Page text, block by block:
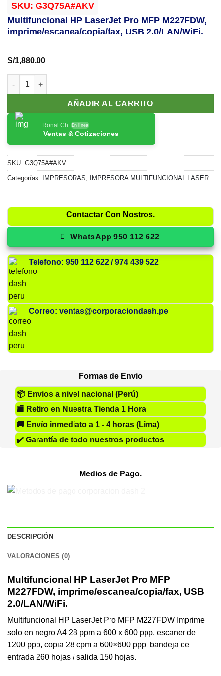
SKU: G3Q75A#AKV
Multifuncional HP LaserJet Pro MFP M227FDW,
imprime/escanea/copia/fax, USB 2.0/LAN/WiFi.
S/1,880.00
Multifuncional HP LaserJet Pro MFP M227FDW, imprime/
AÑADIR AL CARRITO
Ronal Ch. En línea
Ventas & Cotizaciones
SKU: G3Q75A#AKV
Categorías: IMPRESORAS, IMPRESORA MULTIFUNCIONAL LASER
Contactar Con Nostros.
WhatsApp 950 112 622
Telefono: 950 112 622 / 974 439 522
Correo: ventas@corporaciondash.pe
Formas de Envio
📦 Envios a nivel nacional (Perú)
🏬 Retiro en Nuestra Tienda 1 Hora
🚚 Envío inmediato a 1 - 4 horas (Lima)
✔️ Garantía de todo nuestros productos
Medios de Pago.
DESCRIPCIÓN
VALORACIONES (0)
Multifuncional HP LaserJet Pro MFP
M227FDW, imprime/escanea/copia/fax, USB
2.0/LAN/WiFi.
Multifuncional HP LaserJet Pro MFP M227FDW Imprime
solo en negro A4 28 ppm a 600 x 600 ppp, escaner de
1200 ppp, copia 28 cpm a 600×600 ppp, bandeja de
entrada 260 hojas / salida 150 hojas.